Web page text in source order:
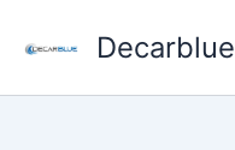
Decarblue